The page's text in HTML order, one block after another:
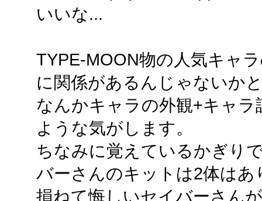
いいな...
TYPE-MOON物の人気キャ
に関係があるんじゃないか
なんかキャラの外観+キャ
ような気がします。
ちなみに覚えているかぎり
バーさんのキットは2体は
損ねて悔しいセイバーさん